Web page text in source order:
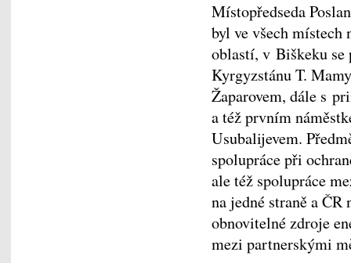
Místopředseda
byl ve všech místech
oblastí, v Biškeku se
Kyrgyzstánu T.
Žaparovem, dále s
a též prvním
Usubalijevem.
spolupráce při
ale též spolupráce
na jedné straně a
obnovitelné zdroje
mezi partnerskými